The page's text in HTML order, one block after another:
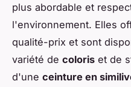
plus abordable et
l'environnement. Elles
qualité-prix et sont
variété de coloris et de
d'une ceinture en